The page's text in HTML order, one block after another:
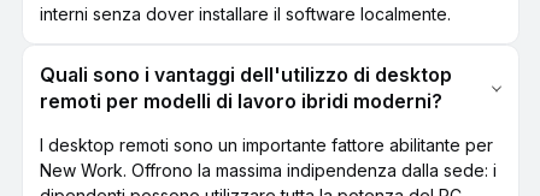
interni senza dover installare il software localmente.
Quali sono i vantaggi dell'utilizzo di desktop
remoti per modelli di lavoro ibridi moderni?
I desktop remoti sono un importante fattore abilitante per
New Work. Offrono la massima indipendenza dalla sede: i